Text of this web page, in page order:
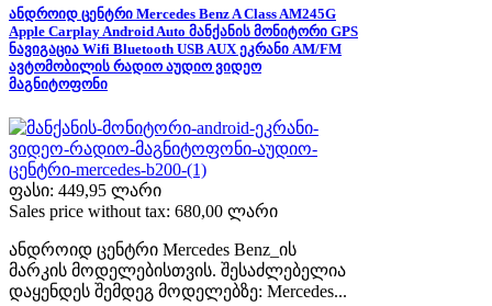
ანდროიდ ცენტრი Mercedes Benz A Class AM245G
Apple Carplay Android Auto მანქანის მონიტორი GPS
ნავიგაცია Wifi Bluetooth USB AUX ეკრანი AM/FM
ავტომობილის რადიო აუდიო ვიდეო
მაგნიტოფონი
ფასი: 449,95 ლარი
Sales price without tax: 680,00 ლარი
ანდროიდ ცენტრი Mercedes Benz_ის
მარკის მოდელებისთვის. შესაძლებელია
დაყენდეს შემდეგ მოდელებზე: Mercedes...